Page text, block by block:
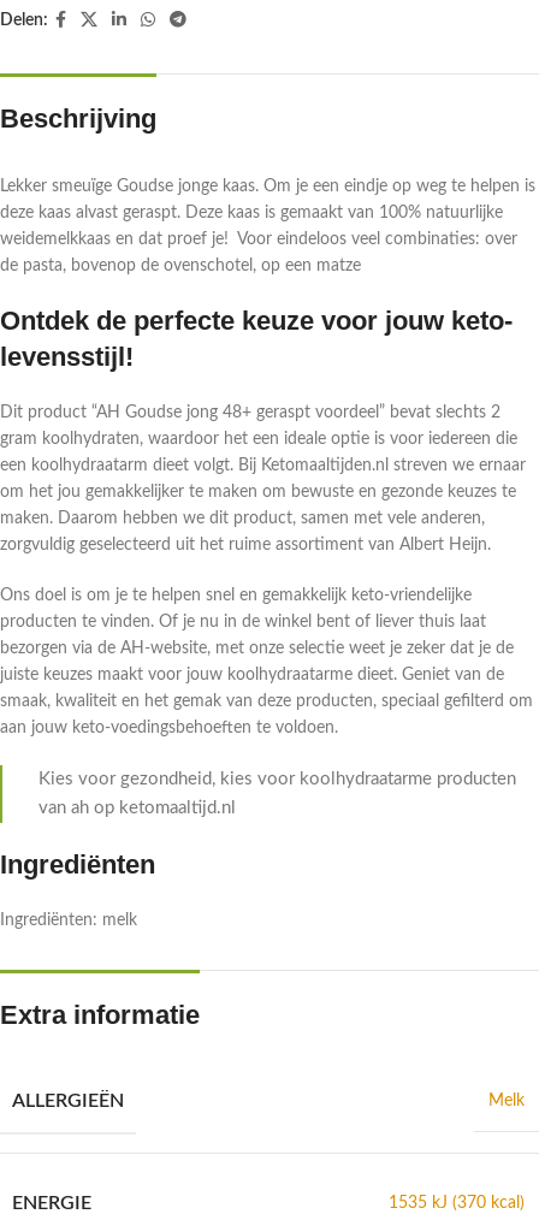
Delen:
Beschrijving
Lekker smeuïge Goudse jonge kaas. Om je een eindje op weg te helpen is
deze kaas alvast geraspt. Deze kaas is gemaakt van 100% natuurlijke
weidemelkkaas en dat proef je! Voor eindeloos veel combinaties: over
de pasta, bovenop de ovenschotel, op een matze
Ontdek de perfecte keuze voor jouw keto-
levensstijl!
Dit product “AH Goudse jong 48+ geraspt voordeel” bevat slechts 2
gram koolhydraten, waardoor het een ideale optie is voor iedereen die
een koolhydraatarm dieet volgt. Bij Ketomaaltijden.nl streven we ernaar
om het jou gemakkelijker te maken om bewuste en gezonde keuzes te
maken. Daarom hebben we dit product, samen met vele anderen,
zorgvuldig geselecteerd uit het ruime assortiment van Albert Heijn.
Ons doel is om je te helpen snel en gemakkelijk keto-vriendelijke
producten te vinden. Of je nu in de winkel bent of liever thuis laat
bezorgen via de AH-website, met onze selectie weet je zeker dat je de
juiste keuzes maakt voor jouw koolhydraatarme dieet. Geniet van de
smaak, kwaliteit en het gemak van deze producten, speciaal gefilterd om
aan jouw keto-voedingsbehoeften te voldoen.
Kies voor gezondheid, kies voor koolhydraatarme producten
van ah op ketomaaltijd.nl
Ingrediënten
Ingrediënten: melk
Extra informatie
ALLERGIEËN Melk
ENERGIE 1535 kJ (370 kcal)